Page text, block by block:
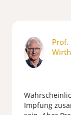
Prof.
Wirth
Impfung